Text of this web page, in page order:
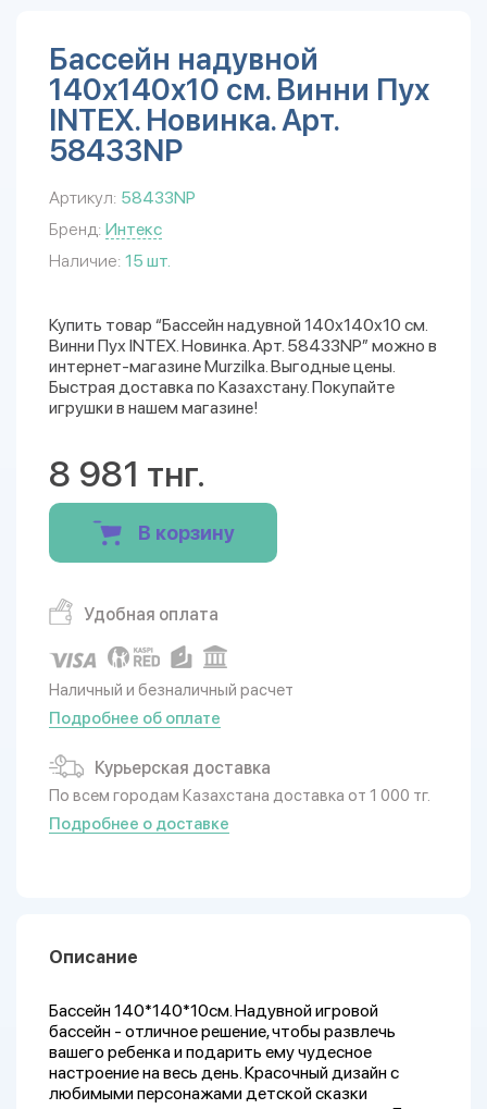
Бассейн надувной
140х140х10 см. Винни Пух
INTEX. Новинка. Арт.
58433NP
Артикул: 58433NP
Бренд: Интекс
Наличие: 15 шт.
Купить товар “Бассейн надувной 140х140х10 см.
Винни Пух INTEX. Новинка. Арт. 58433NP” можно в
интернет-магазине Murzilka. Выгодные цены.
Быстрая доставка по Казахстану. Покупайте
игрушки в нашем магазине!
8 981 тнг.
В корзину
Удобная оплата
Наличный и безналичный расчет
Подробнее об оплате
Курьерская доставка
По всем городам Казахстана доставка от 1 000 тг.
Подробнее о доставке
Описание
Бассейн 140*140*10см. Надувной игровой
бассейн - отличное решение, чтобы развлечь
вашего ребенка и подарить ему чудесное
настроение на весь день. Красочный дизайн с
любимыми персонажами детской сказки